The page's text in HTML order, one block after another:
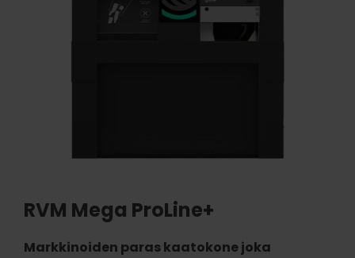
RVM Mega ProLine+
Markkinoiden paras kaatokone joka